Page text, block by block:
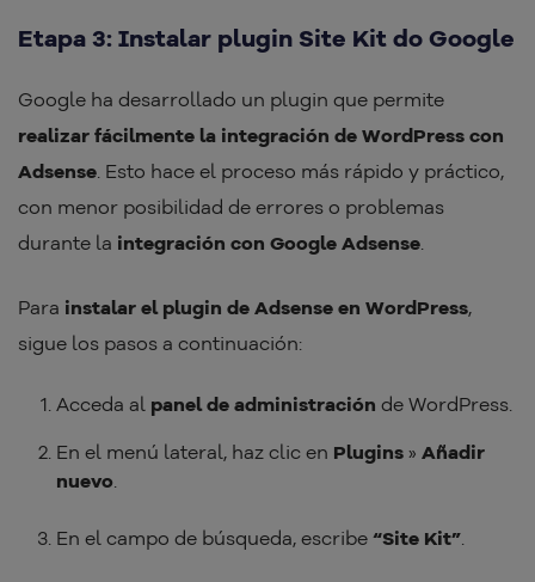
Etapa 3: Instalar plugin Site Kit do Google
Google ha desarrollado un plugin que permite
realizar fácilmente la integración de WordPress con
Adsense. Esto hace el proceso más rápido y práctico,
con menor posibilidad de errores o problemas
durante la integración con Google Adsense.
Para instalar el plugin de Adsense en WordPress,
sigue los pasos a continuación:
Acceda al panel de administración de WordPress.
En el menú lateral, haz clic en Plugins » Añadir
nuevo.
En el campo de búsqueda, escribe “Site Kit”.